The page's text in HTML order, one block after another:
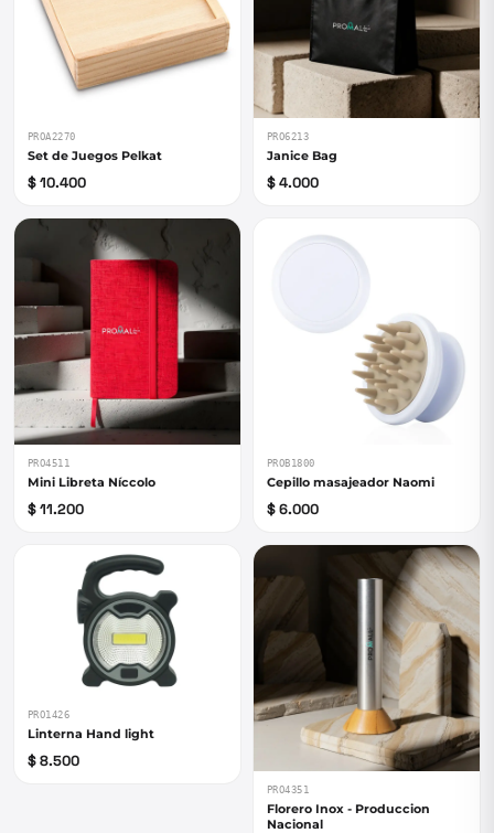
PROA2270
Set de Juegos Pelkat
$ 10.400
PRO6213
Janice Bag
$ 4.000
PRO4511
Mini Libreta Níccolo
$ 11.200
PROB1800
Cepillo masajeador Naomi
$ 6.000
PRO1426
Linterna Hand light
$ 8.500
PRO4351
Florero Inox - Produccion
Nacional